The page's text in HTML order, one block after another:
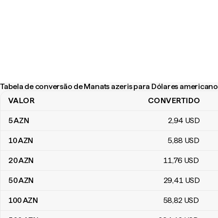
Tabela de conversão de Manats azeris para Dólares
Tabela de conversão de Manats azeris para Dólares americanos
VALOR CONVERTIDO
5AZN 2,94 USD
10AZN 5,88 USD
20AZN 11,76 USD
50AZN 29,41 USD
100AZN 58,82 USD